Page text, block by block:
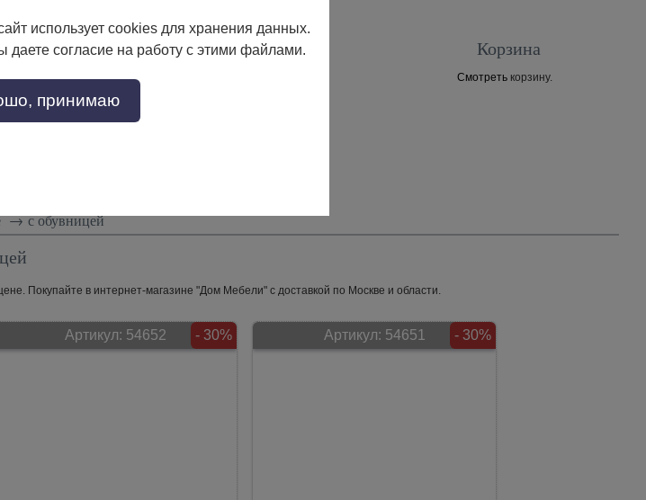
с 9:00 до 18:00
Заказать звонок
Корзина
Смотреть корзину.
→ с обувницей
Покупайте в интернет-магазине "Дом Мебели" с доставкой по Москве и области.
Артикул: 54652 - 30% Артикул: 54651 - 30%
использует cookies для хранения данных.
даете согласие на работу с этими файлами.
принимаю